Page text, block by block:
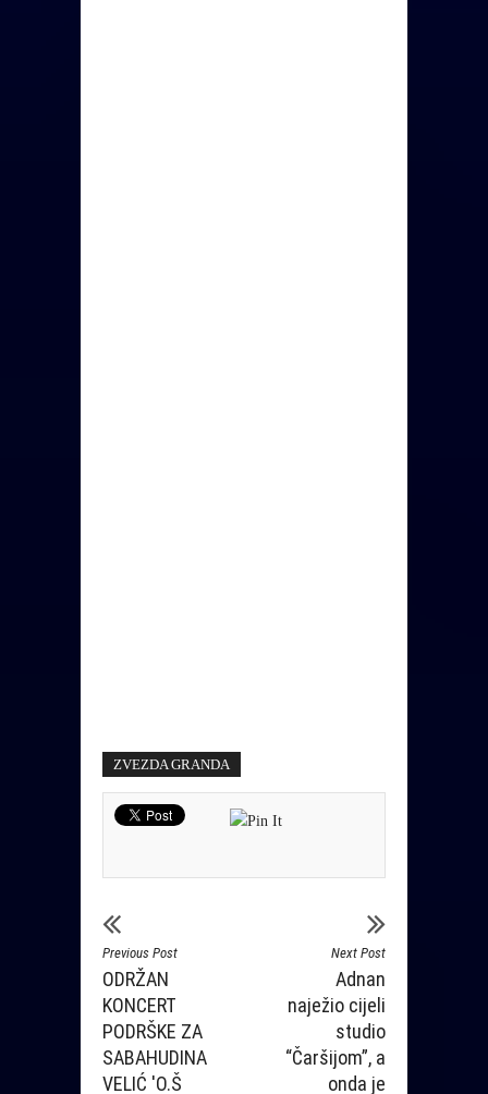
ZVEZDA GRANDA
Previous Post
ODRŽAN
KONCERT
PODRŠKE ZA
SABAHUDINA
VELIĆ 'O.Š
Next Post
Adnan
naježio cijeli
studio
“Čaršijom”, a
onda je